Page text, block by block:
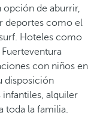
opción de aburrir,
deportes como el
Hoteles como
con niños en
disposición
infantiles, alquiler
toda la familia.